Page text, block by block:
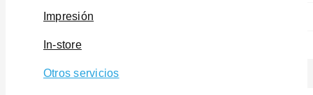
Impresión
In-store
Otros servicios